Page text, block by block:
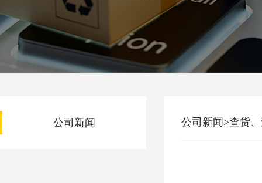
公司新闻 公司新闻>查货